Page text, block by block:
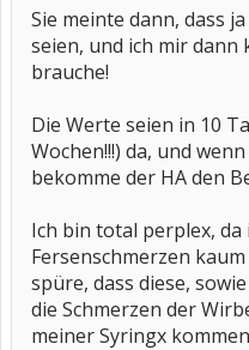
Sie meinte dann, dass
seien, und ich mir dann
brauche!
Die Werte seien in 10
Wochen!!!) da, und
bekomme der HA den
Ich bin total perplex,
Fersenschmerzen
spüre, dass diese,
die Schmerzen der
meiner Syringx